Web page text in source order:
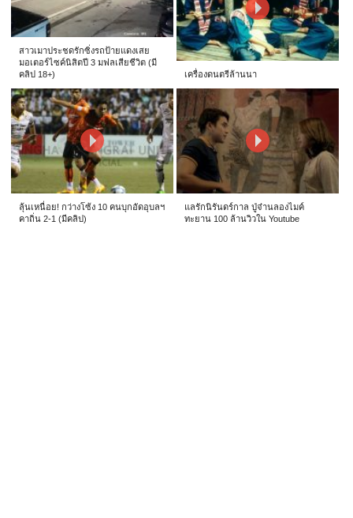
สาวเมาประชดรักซิ่งรถป้ายแดงเสย
มอเตอร์ไซค์นิสิตปี 3 มฟลเสียชีวิต (มี
คลิป 18+)
เครื่องดนตรีล้านนา
ลุ้นเหนื่อย! กว่างโซ้ง 10 คนบุกอัดอุบลฯ
คาถิ่น 2-1 (มีคลิป)
แลรักนิรันดร์กาล ปู่จ๋านลองไมค์
ทะยาน 100 ล้านวิวใน Youtube